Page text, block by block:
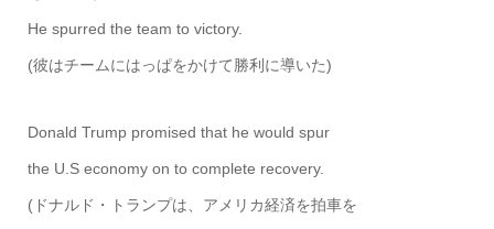
He spurred the team to victory.
(彼はチームにはっぱをかけて勝利に導いた)
Donald Trump promised that he would spur
the U.S economy on to complete recovery.
(ドナルド・トランプは、アメリカ経済を拍車を